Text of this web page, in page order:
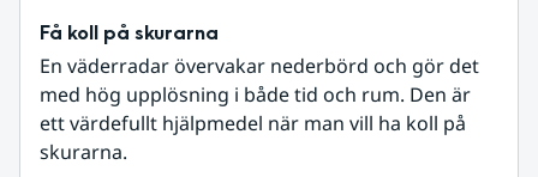
Få koll på skurarna
En väderradar övervakar nederbörd och gör det
med hög upplösning i både tid och rum. Den är
ett värdefullt hjälpmedel när man vill ha koll på
skurarna.